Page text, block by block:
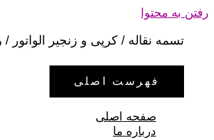
رفتن به محتوا
تسمه نقاله / کرپی و زنجیر الواتور
فهرست اصلی
صفحه اصلی
درباره ما